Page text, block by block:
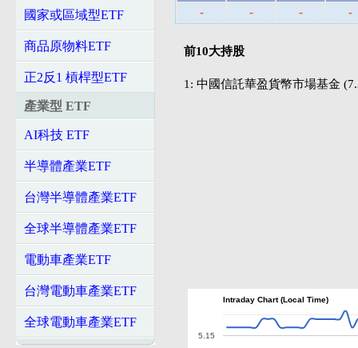
國家或區域型ETF
商品原物料ETF
正2反1 槓桿型ETF
產業型 ETF
AI科技 ETF
半導體產業ETF
台灣半導體產業ETF
全球半導體產業ETF
電動車產業ETF
台灣電動車產業ETF
全球電動車產業ETF
-
- - -
前10大持股
1: 中國信託華盈貨幣市場基金
Intraday Chart (Local Time)
5.15